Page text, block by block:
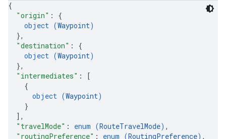
{
"origin" : {
object (Waypoint)
},
"destination" : {
object (Waypoint)
},
"intermediates" :
[
{
object (Waypoint)
}
] ,
"travelMode" : enum (RouteTravelMode) ,
"routingPreference" : enum (RoutingPreference) ,